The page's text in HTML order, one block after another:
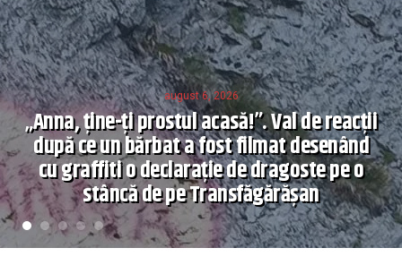
august 6, 2026
„Anna, ţine-ţi prostul acasă!”. Val de reacţii
după ce un bărbat a fost filmat desenând
cu graffiti o declaraţie de dragoste pe o
stâncă de pe Transfăgărăşan